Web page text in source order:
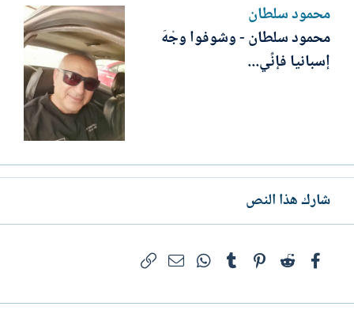
محمود سلطان
محمود سلطان - وشوفوا وجْهَ
إسبانيا فإنِّي...
شارك هذا النص
فيسبوكReddit
Pinterest
Tumblr
WhatsAppالبريد الإلكتروني